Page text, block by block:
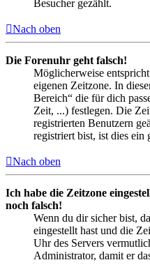
Besucher gezählt.
Nach oben
Die Forenuhr geht falsch!
Möglicherweise
eigenen Zeitzone. In
Bereich“ die für dich
Zeit, ...) festlegen. Die
registrierten Benutzern
registriert bist, ist dies ein
Nach oben
Ich habe die Zeitzone
noch falsch!
Wenn du dir sicher bist,
eingestellt hast und die
Uhr des Servers
Administrator, damit er